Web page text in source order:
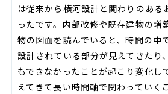
は従来から横河設計と関わりのある
ったです。内部改修や既存建物の増
物の図面を読んでいると、時間の中
設計されている部分が見えてきたり
もできなかったことが起こり変化し
えてきて長い時間軸で関わっていく